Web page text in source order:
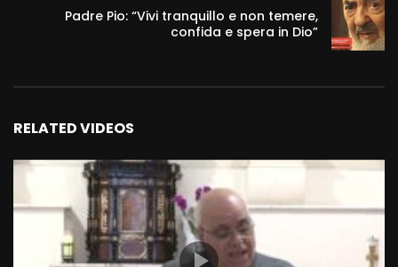
Padre Pio: “Vivi tranquillo e non temere,
confida e spera in Dio”
RELATED VIDEOS